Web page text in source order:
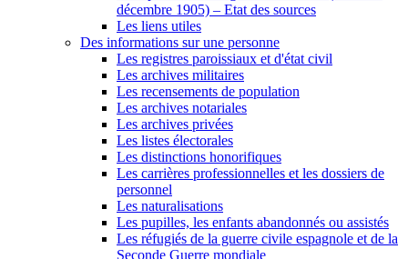
décembre 1905) – Etat des sources
Les liens utiles
Des informations sur une personne
Les registres paroissiaux et d'état civil
Les archives militaires
Les recensements de population
Les archives notariales
Les archives privées
Les listes électorales
Les distinctions honorifiques
Les carrières professionnelles et les dossiers de
personnel
Les naturalisations
Les pupilles, les enfants abandonnés ou assistés
Les réfugiés de la guerre civile espagnole et de la
Seconde Guerre mondiale